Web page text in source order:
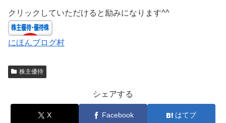
クリックしていただけると励みになります^^
にほんブログ村
株主優待
シェアする
X Facebook はてブ